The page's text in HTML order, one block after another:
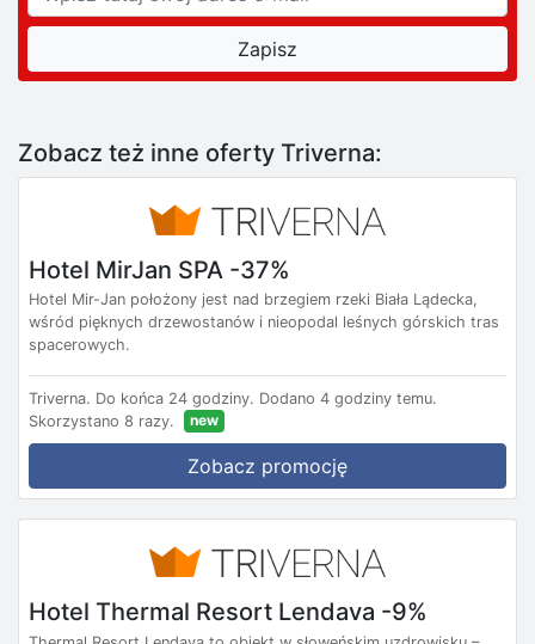
Zobacz też inne oferty Triverna:
Hotel MirJan SPA -37%
Hotel Mir-Jan położony jest nad brzegiem rzeki Biała Lądecka,
wśród pięknych drzewostanów i nieopodal leśnych górskich tras
spacerowych.
Triverna. Do końca 24 godziny. Dodano 4 godziny temu.
Skorzystano 8 razy.
new
Zobacz promocję
Hotel Thermal Resort Lendava -9%